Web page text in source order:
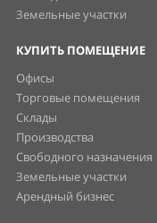
Земельные участки
КУПИТЬ ПОМЕЩЕНИЕ
Офисы
Торговые помещения
Склады
Производства
Свободного назначения
Земельные участки
Арендный бизнес